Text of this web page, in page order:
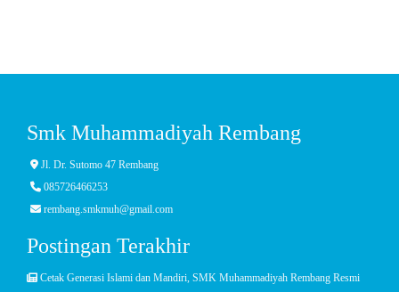
Smk Muhammadiyah Rembang
Jl. Dr. Sutomo 47 Rembang
085726466253
rembang.smkmuh@gmail.com
Postingan Terakhir
Cetak Generasi Islami dan Mandiri, SMK Muhammadiyah Rembang Resmi